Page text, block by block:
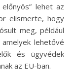
lehet az
elismerte, hogy
meg, például
lehetővé
és ügyvédek
az EU-ban.